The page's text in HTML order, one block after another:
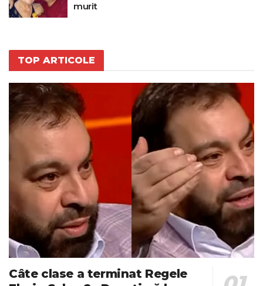
murit
TOP ARTICOLE
Câte clase a terminat Regele